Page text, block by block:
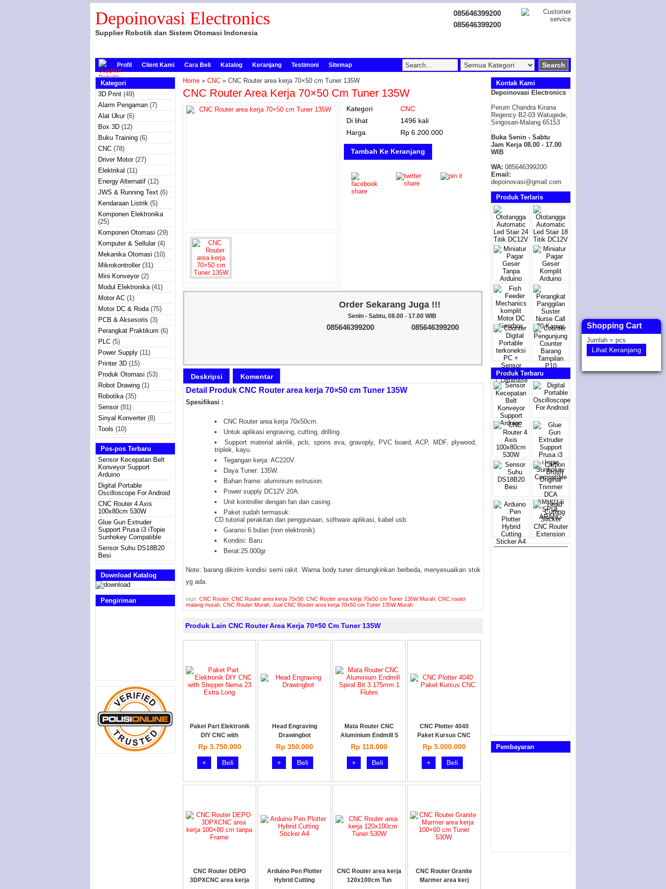
Depoinovasi Electronics
Supplier Robotik dan Sistem Otomasi Indonesia
085646399200
085646399200
Profil Client Kami Cara Beli Katalog Keranjang Testimoni Sitemap
Kategori
3D Print (49)
Alarm Pengaman (7)
Alat Ukur(6)
Box 3D (12)
Buku Training (6)
CNC (78)
Driver Motor(27)
Elektrikal (11)
Energy Alternatif (12)
JWS & Running Text (6)
Kendaraan Listrik (5)
Komponen Elektronika
(25)
Komponen Otomasi (29)
Komputer & Sellular(4)
Mekanika Otomasi (10)
Mikrokontroller(31)
Mini Konveyor(2)
Modul Elektronika(41)
Motor AC (1)
Motor DC & Roda(75)
PCB & Aksesoris (3)
Perangkat Praktikum (6)
PLC (5)
Power Supply (11)
Printer 3D (15)
Produk Otomasi (53)
Robot Drawing (1)
Robotika(35)
Sensor(81)
Sinyal Konverter(8)
Tools (10)
Pos-pos Terbaru
Sensor Kecepatan Belt
Konveyor Support
Arduino
Digital Portable
Oscilloscope For Android
CNC Router 4 Axis
100x80cm 530W
Glue Gun Extruder
Support Prusa i3 iTopie
Sunhokey Compatible
Sensor Suhu DS18B20
Besi
Download Katalog
Pengiriman
Home » CNC » CNC Router area kerja 70×50 cm Tuner 135W
CNC Router Area Kerja 70×50 Cm Tuner 135W
Kategori
CNC
Di lihat
1496 kali
Harga
Rp 6.200.000
Order Sekarang Juga !!!
Senin - Sabtu, 08.00 - 17.00 WIB
085646399200 085646399200
Deskripsi Komentar
Detail Produk CNC Router area kerja 70×50 cm Tuner 135W
Spesifikasi :
CNC Router area kerja 70x50cm.
Untuk aplikasi engraving, cutting, drilling.
Support material akrilik, pcb, spons eva, gravoply, PVC board, ACP, MDF, plywood,
triplek, kayu.
Tegangan kerja: AC220V.
Daya Tuner: 135W.
Bahan frame: aluminium extrusion.
Power supply DC12V 20A.
Unit kontroller dengan fan dan casing.
Paket sudah termasuk:
CD tutorial perakitan dan penggunaan, software aplikasi, kabel usb.
Garansi 6 bulan (non elektronik).
Kondisi: Baru
Berat:25.000gr
Note: barang dikirim kondisi semi rakit. Warna body tuner dimungkinkan berbeda, menyesuaikan stok
yg ada.
tags: CNC Router, CNC Router area kerja 70x50 CNC Router area kerja 70x50 cm Tuner 135W Murah CNC router
malang murah CNC Router Murah Jual CNC Router area kerja 70x50 cm Tuner 135W Murah
Produk Lain CNC Router Area Kerja 70×50 Cm Tuner 135W
Paket Part Elektronik
DIY CNC with
Rp 3.750.000
+
Beli
Head Engraving
Drawingbot
Rp 350.000
+
Beli
Mata Router CNC
Aluminium Endmill S
Rp 110.000
+
Beli
CNC Plotter 4040
Paket Kursus CNC
Rp 5.000.000
+
Beli
CNC Router DEPO
3DPXCNC area kerja
Arduino Pen Plotter
Hybrid Cutting
CNC Router area kerja
120x100cm Tun
CNC Router Granite
Marmer area kerj
Shopping Cart
Jumlah = pcs
Lihat Keranjang
Kontak Kami
Depoinovasi Electronics
Perum Chandra Kirana
Regency B2-03 Watugede,
Singosari-Malang 65153
Buka Senin - Sabtu
Jam Kerja 08.00 - 17.00
WIB
WA: 085646399200
Email:
depoinovasi@gmail.com
Produk Terlaris
Produk Terbaru
Pembayaran